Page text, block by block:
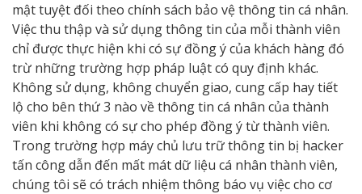
mật tuyệt đối theo chính sách bảo vệ thông tin cá nhân.
Việc thu thập và sử dụng thông tin của mỗi thành viên
chỉ được thực hiện khi có sự đồng ý của khách hàng đó
trừ những trường hợp pháp luật có quy định khác.
Không sử dụng, không chuyển giao, cung cấp hay tiết
lộ cho bên thứ 3 nào về thông tin cá nhân của thành
viên khi không có sự cho phép đồng ý từ thành viên.
Trong trường hợp máy chủ lưu trữ thông tin bị hacker
tấn công dẫn đến mất mát dữ liệu cá nhân thành viên,
chúng tôi sẽ có trách nhiệm thông báo vụ việc cho cơ